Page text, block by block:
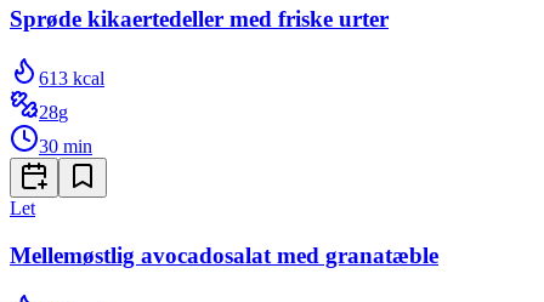
Sprøde kikaertedeller med friske urter
613 kcal
28g
30 min
Let
Mellemøstlig avocadosalat med granatæble